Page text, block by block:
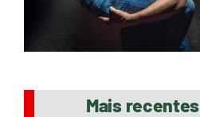
Mais recentes